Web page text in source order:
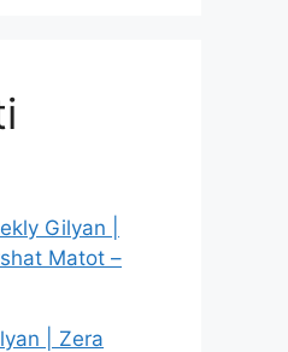
Gilyan |
Matot –
| Zera